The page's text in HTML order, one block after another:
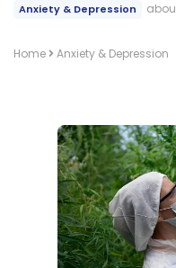
Anxiety & Depression
Home Anxiety & Depression